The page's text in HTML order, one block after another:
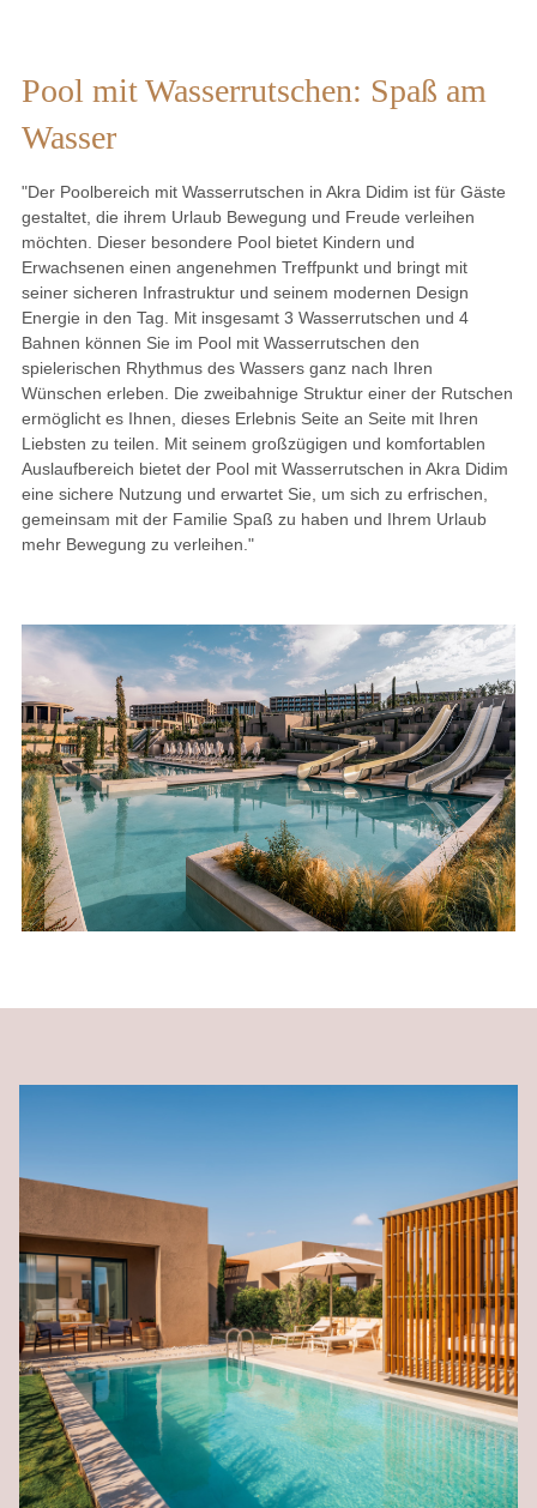
Pool mit Wasserrutschen: Spaß am
Wasser
"Der Poolbereich mit Wasserrutschen in Akra Didim ist für Gäste
gestaltet, die ihrem Urlaub Bewegung und Freude verleihen
möchten. Dieser besondere Pool bietet Kindern und
Erwachsenen einen angenehmen Treffpunkt und bringt mit
seiner sicheren Infrastruktur und seinem modernen Design
Energie in den Tag. Mit insgesamt 3 Wasserrutschen und 4
Bahnen können Sie im Pool mit Wasserrutschen den
spielerischen Rhythmus des Wassers ganz nach Ihren
Wünschen erleben. Die zweibahnige Struktur einer der Rutschen
ermöglicht es Ihnen, dieses Erlebnis Seite an Seite mit Ihren
Liebsten zu teilen. Mit seinem großzügigen und komfortablen
Auslaufbereich bietet der Pool mit Wasserrutschen in Akra Didim
eine sichere Nutzung und erwartet Sie, um sich zu erfrischen,
gemeinsam mit der Familie Spaß zu haben und Ihrem Urlaub
mehr Bewegung zu verleihen."